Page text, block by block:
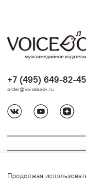
+7 (495) 649-82-45
order@voicebook.ru
Продолжая